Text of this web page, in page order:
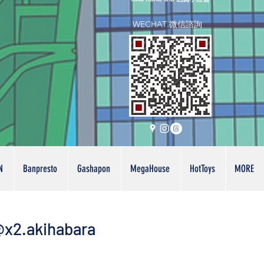
WECHAT 微信諮詢
Banpresto Gashapon MegaHouse HotToys MORE